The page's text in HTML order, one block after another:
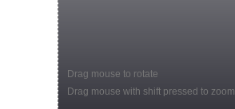
Drag mouse to rotate
Drag mouse with shift pressed to zoom